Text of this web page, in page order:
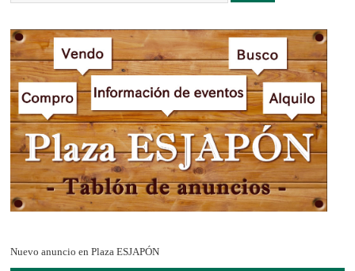
Nuevo anuncio en Plaza ESJAPÓN